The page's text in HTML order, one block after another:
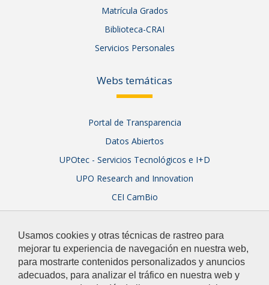
Usamos cookies y otras técnicas de rastreo para
mejorar tu experiencia de navegación en nuestra web,
para mostrarte contenidos personalizados y anuncios
adecuados, para analizar el tráfico en nuestra web y
Matrícula Grados
Biblioteca-CRAI
Servicios Personales
Webs temáticas
Portal de Transparencia
Datos Abiertos
UPOtec - Servicios Tecnológicos e I+D
UPO Research and Innovation
CEI CamBio